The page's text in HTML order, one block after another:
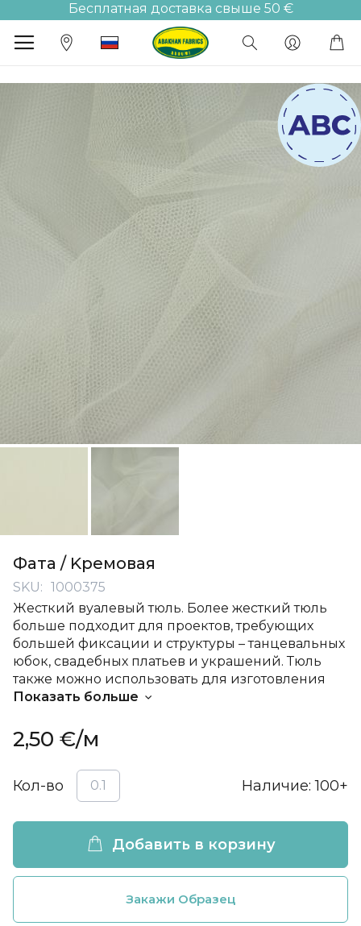
Бесплатная доставка свыше 50 €
Фата / Kремовая
SKU
1000375
Жесткий вуалевый тюль. Более жесткий тюль
больше подходит для проектов, требующих
большей фиксации и структуры – танцевальных
юбок, свадебных платьев и украшений. Тюль
также можно использовать для изготовления
оригинальных карнавальных костюмов,
декораций для свадеб, вечеринок в честь
Хэллоуина и различных тематических
вечеринок. Летом, из мягкого тюля, для защиты
от насекомых можно сделать воздушный
балдахин, а из жесткого тюля - сетку от комаров
на окно.
Показать больше
2,50 €/м
Кол-во Наличие:100+
Добавить в корзину
Закажи Образец
началу
галереи
изображений